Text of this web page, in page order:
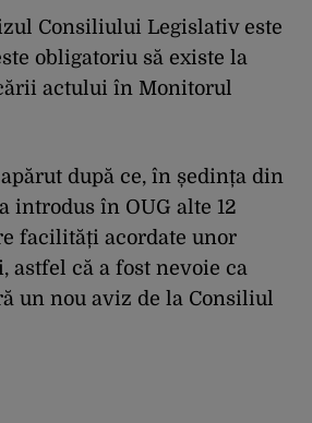
Consiliului Legislativ este
obligatoriu să existe la
actului în Monitorul
după ce, în ședința din
introdus în OUG alte 12
facilități acordate unor
astfel că a fost nevoie ca
un nou aviz de la Consiliul